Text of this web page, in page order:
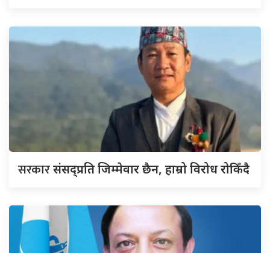
सरकारसंसद्‍प्रति जिम्मेवार छैन, हाम्रो विरोध रोकिँदै